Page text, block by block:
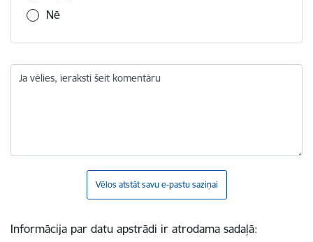
Nē
Ja vēlies, ieraksti šeit komentāru
Vēlos atstāt savu e-pastu saziņai
Informācija par datu apstrādi ir atrodama sadaļā: